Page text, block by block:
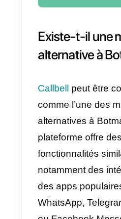
entreprise?
Cela dépend
Botmaker
puissantequi
variété de
créer et
Notamment
des
analyses et